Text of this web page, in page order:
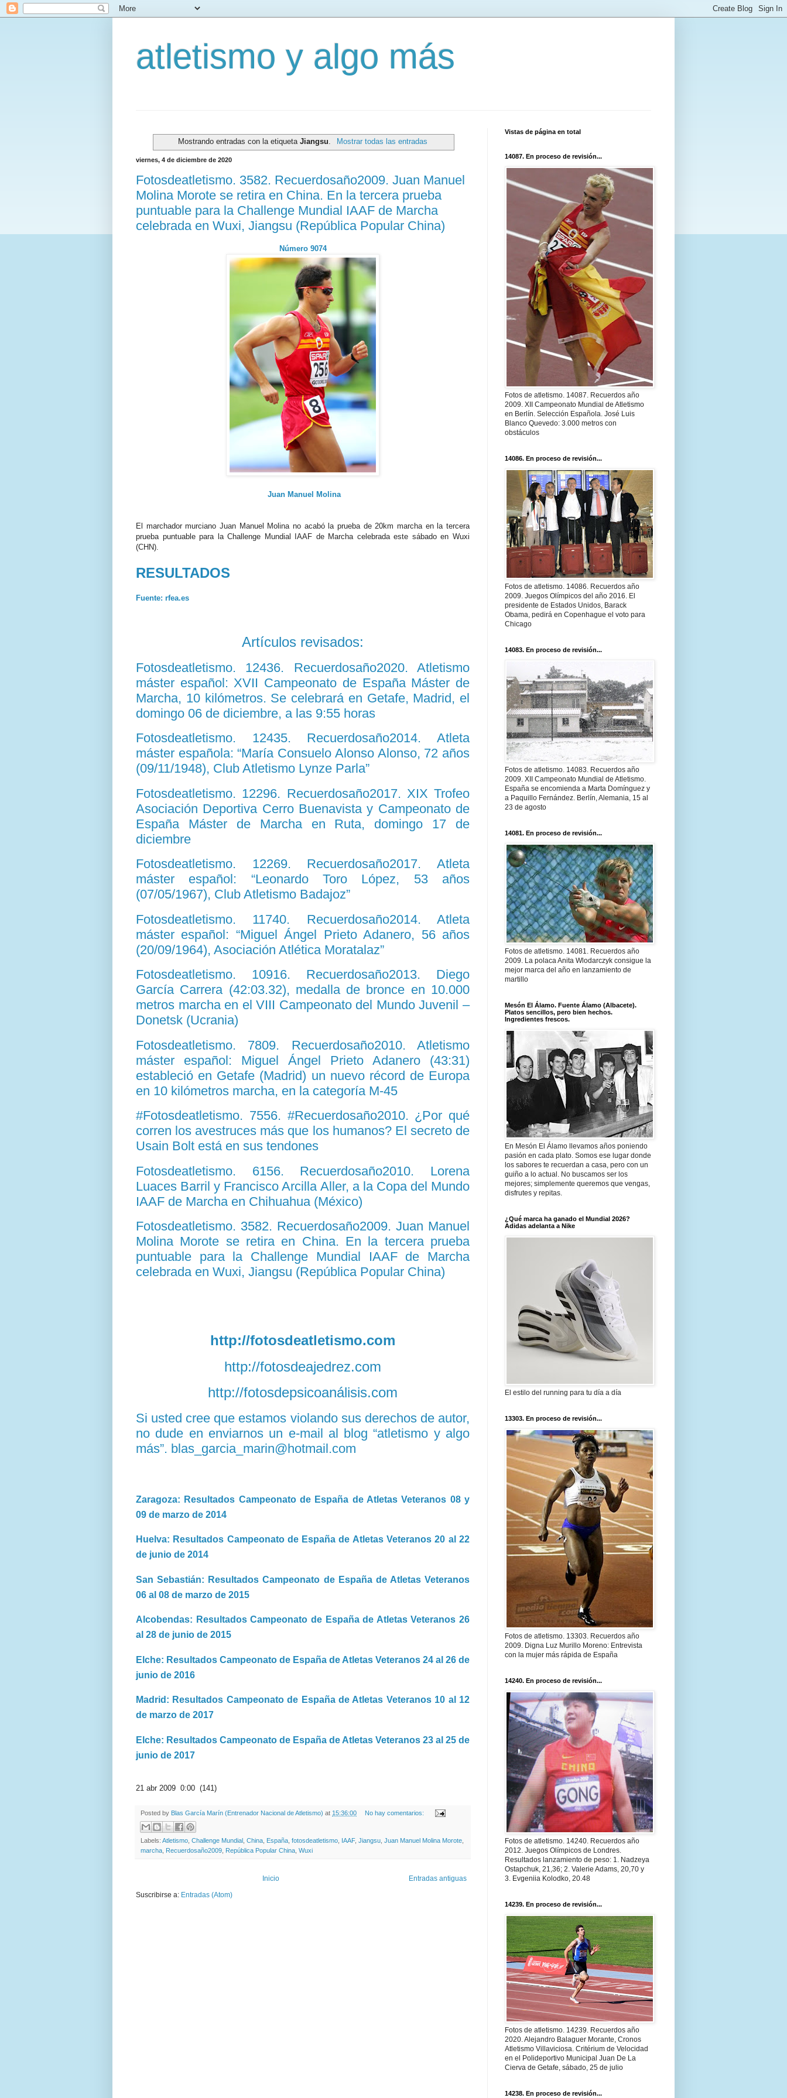
atletismo y algo más
Mostrando entradas con la etiquetaJiangsu Mostrar todas las entradas
viernes, 4 de diciembre de 2020
Fotosdeatletismo. 3582. Recuerdosaño2009. Juan Manuel
Molina Morote se retira en China. En la tercera prueba
puntuable para la Challenge Mundial IAAF de Marcha
celebrada en Wuxi, Jiangsu (República Popular China)
Número 9074
Juan Manuel Molina
El marchador murciano Juan Manuel Molina no acabó la prueba de 20km marcha en la tercera
prueba puntuable para la Challenge Mundial IAAF de Marcha celebrada este sábado en Wuxi
(CHN).
RESULTADOS
Fuente: rfea.es
Artículos revisados:
Fotosdeatletismo. 12436. Recuerdosaño2020. Atletismo
máster español: XVII Campeonato de España Máster de
Marcha, 10 kilómetros. Se celebrará en Getafe, Madrid, el
domingo 06 de diciembre, a las 9:55 horas
Fotosdeatletismo. 12435. Recuerdosaño2014. Atleta
máster española: “María Consuelo Alonso Alonso, 72 años
(09/11/1948), Club Atletismo Lynze Parla”
Fotosdeatletismo. 12296. Recuerdosaño2017. XIX Trofeo
Asociación Deportiva Cerro Buenavista y Campeonato de
España Máster de Marcha en Ruta, domingo 17 de
diciembre
Fotosdeatletismo. 12269. Recuerdosaño2017. Atleta
máster español: “Leonardo Toro López, 53 años
(07/05/1967), Club Atletismo Badajoz”
Fotosdeatletismo. 11740. Recuerdosaño2014. Atleta
máster español: “Miguel Ángel Prieto Adanero, 56 años
(20/09/1964), Asociación Atlética Moratalaz”
Fotosdeatletismo. 10916. Recuerdosaño2013. Diego
García Carrera (42:03.32), medalla de bronce en 10.000
metros marcha en el VIII Campeonato del Mundo Juvenil –
Donetsk (Ucrania)
Fotosdeatletismo. 7809. Recuerdosaño2010. Atletismo
máster español: Miguel Ángel Prieto Adanero (43:31)
estableció en Getafe (Madrid) un nuevo récord de Europa
en 10 kilómetros marcha, en la categoría M-45
#Fotosdeatletismo. 7556. #Recuerdosaño2010. ¿Por qué
corren los avestruces más que los humanos? El secreto de
Usain Bolt está en sus tendones
Fotosdeatletismo. 6156. Recuerdosaño2010. Lorena
Luaces Barril y Francisco Arcilla Aller, a la Copa del Mundo
IAAF de Marcha en Chihuahua (México)
Fotosdeatletismo. 3582. Recuerdosaño2009. Juan Manuel
Molina Morote se retira en China. En la tercera prueba
puntuable para la Challenge Mundial IAAF de Marcha
celebrada en Wuxi, Jiangsu (República Popular China)
http://fotosdeatletismo.com
http://fotosdeajedrez.com
http://fotosdepsicoanálisis.com
Si usted cree que estamos violando sus derechos de autor,
no dude en enviarnos un e-mail al blog “atletismo y algo
más”. blas_garcia_marin@hotmail.com
Zaragoza: Resultados Campeonato de España de Atletas Veteranos 08 y
09 de marzo de 2014
Huelva: Resultados Campeonato de España de Atletas Veteranos 20 al 22
de junio de 2014
San Sebastián: Resultados Campeonato de España de Atletas Veteranos
06 al 08 de marzo de 2015
Alcobendas: Resultados Campeonato de España de Atletas Veteranos 26
al 28 de junio de 2015
Elche: Resultados Campeonato de España de Atletas Veteranos 24 al 26 de
junio de 2016
Madrid: Resultados Campeonato de España de Atletas Veteranos 10 al 12
de marzo de 2017
Elche: Resultados Campeonato de España de Atletas Veteranos 23 al 25 de
junio de 2017
21 abr 2009 0:00 (141)
Posted by Blas García Marín (Entrenador Nacional de Atletismo) at 15:36:00 No hay comentarios:
Labels: Atletismo Challenge Mundial China España fotosdeatletismo IAAF, Jiangsu Juan Manuel Molina Morote
marcha Recuerdosaño2009 República Popular China Wuxi
Entradas antiguas
Inicio
Suscribirse a: Entradas (Atom)
Vistas de página en total
14087. En proceso de revisión...
Fotos de atletismo. 14087. Recuerdos año
2009. XII Campeonato Mundial de Atletismo
en Berlín. Selección Española. José Luis
Blanco Quevedo: 3.000 metros con
obstáculos
14086. En proceso de revisión...
Fotos de atletismo. 14086. Recuerdos año
2009. Juegos Olímpicos del año 2016. El
presidente de Estados Unidos, Barack
Obama, pedirá en Copenhague el voto para
Chicago
14083. En proceso de revisión...
Fotos de atletismo. 14083. Recuerdos año
2009. XII Campeonato Mundial de Atletismo.
España se encomienda a Marta Domínguez y
a Paquillo Fernández. Berlín, Alemania, 15 al
23 de agosto
14081. En proceso de revisión...
Fotos de atletismo. 14081. Recuerdos año
2009. La polaca Anita Wlodarczyk consigue la
mejor marca del año en lanzamiento de
martillo
Mesón El Álamo. Fuente Álamo (Albacete).
Platos sencillos, pero bien hechos.
Ingredientes frescos.
En Mesón El Álamo llevamos años poniendo
pasión en cada plato. Somos ese lugar donde
los sabores te recuerdan a casa, pero con un
guiño a lo actual. No buscamos ser los
mejores; simplemente queremos que vengas,
disfrutes y repitas.
¿Qué marca ha ganado el Mundial 2026?
Adidas adelanta a Nike
El estilo del running para tu día a día
13303. En proceso de revisión...
Fotos de atletismo. 13303. Recuerdos año
2009. Digna Luz Murillo Moreno: Entrevista
con la mujer más rápida de España
14240. En proceso de revisión...
Fotos de atletismo. 14240. Recuerdos año
2012. Juegos Olímpicos de Londres.
Resultados lanzamiento de peso: 1. Nadzeya
Ostapchuk, 21,36; 2. Valerie Adams, 20,70 y
3. Evgeniia Kolodko, 20.48
14239. En proceso de revisión...
Fotos de atletismo. 14239. Recuerdos año
2020. Alejandro Balaguer Morante, Cronos
Atletismo Villaviciosa. Critérium de Velocidad
en el Polideportivo Municipal Juan De La
Cierva de Getafe, sábado, 25 de julio
14238. En proceso de revisión...